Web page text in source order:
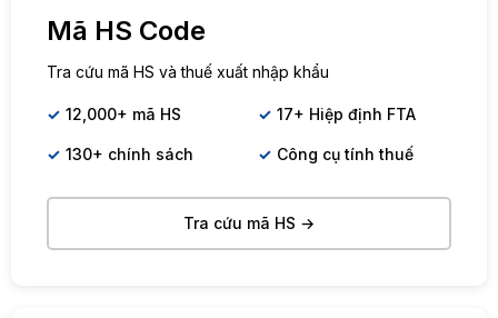
Mã HS Code
Tra cứu mã HS và thuế xuất nhập khẩu
12,000+ mã HS
130+ chính sách
17+ Hiệp định FTA
Công cụ tính thuế
Tra cứu mã HS →